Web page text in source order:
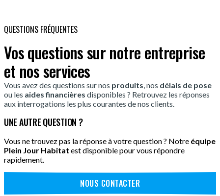
QUESTIONS FRÉQUENTES
Vos questions sur notre entreprise
et nos services
Vous avez des questions sur nos produits, nos délais de pose
ou les aides financières disponibles ? Retrouvez les réponses
aux interrogations les plus courantes de nos clients.
UNE AUTRE QUESTION ?
Vous ne trouvez pas la réponse à votre question ? Notre équipe
Plein Jour Habitat est disponible pour vous répondre
rapidement.
NOUS CONTACTER